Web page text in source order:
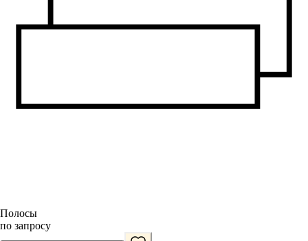
Полосы
по запросу